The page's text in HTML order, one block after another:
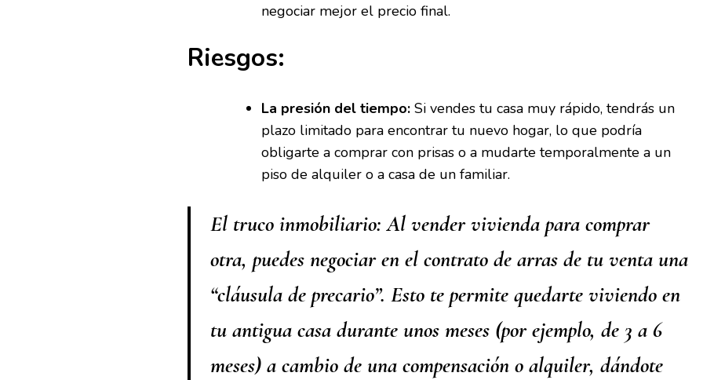
negociar mejor el precio final.
Riesgos:
La presión del tiempo: Si vendes tu casa muy rápido, tendrás un
plazo limitado para encontrar tu nuevo hogar, lo que podría
obligarte a comprar con prisas o a mudarte temporalmente a un
piso de alquiler o a casa de un familiar.
El truco inmobiliario: Al vender vivienda para comprar
otra, puedes negociar en el contrato de arras de tu venta una
“cláusula de precario”. Esto te permite quedarte viviendo en
tu antigua casa durante unos meses (por ejemplo, de 3 a 6
meses) a cambio de una compensación o alquiler, dándote